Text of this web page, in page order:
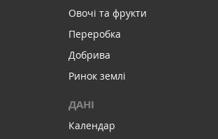
Овочі та фрукти
Переробка
Добрива
Ринок землі
ДАНІ
Календар